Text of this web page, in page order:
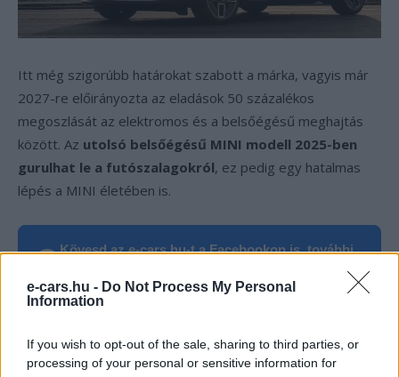
e-cars.hu - Do Not Process My Personal
Information
If you wish to opt-out of the sale, sharing to third parties, or
processing of your personal or sensitive information for
Itt még szigorúbb határokat szabott a márka, vagyis már
2027-re előirányozta az eladások 50 százalékos
megoszlását az elektromos és a belsőégésű meghajtás
között. Az utolsó belsőégésű MINI modell 2025-ben
gurulhat le a futószalagokról, ez pedig egy hatalmas
lépés a MINI életében is.
Kövesd az e-cars.hu-t a Facebookon is, további
›
CÍMKÉK BMW Elektromobilitás
Elektromos autó
Gyártástechnológia
MINI Szén-dioxid-kibocsátás